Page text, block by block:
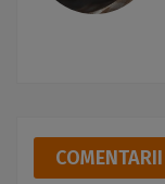
COMENTARII